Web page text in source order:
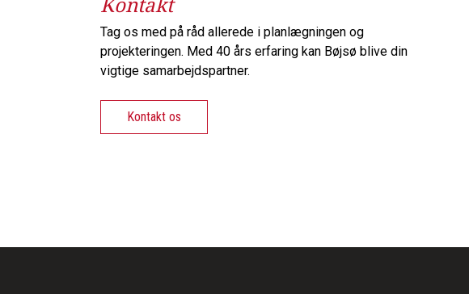
Tag os med på råd allerede i planlægningen og
projekteringen. Med 40 års erfaring kan Bøjsø blive din
vigtige samarbejdspartner.
Kontakt os